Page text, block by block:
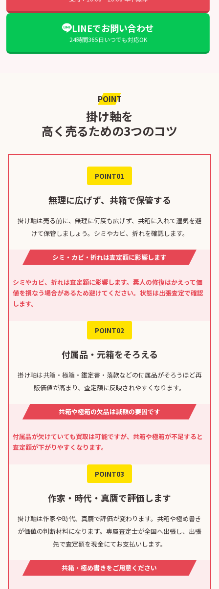
LINEでお問い合わせ
24時間365日いつでも対応OK
POINT
掛け軸を
高く売るための3つのコツ
POINT01
無理に広げず、共箱で保管する
掛け軸は売る前に、無理に何度も広げず、共箱に入れて湿気を避
けて保管しましょう。シミやカビ、折れを確認します。
シミ・カビ・折れは査定額に影響します
シミやカビ、折れは査定額に影響します。素人の修復はかえって価
値を損なう場合があるため避けてください。状態は出張査定で確認
します。
POINT02
付属品・元箱をそろえる
掛け軸は共箱・極箱・鑑定書・落款などの付属品がそろうほど再
販価値が高まり、査定額に反映されやすくなります。
共箱や極箱の欠品は減額の要因です
付属品が欠けていても買取は可能ですが、共箱や極箱が不足すると
査定額が下がりやすくなります。
POINT03
作家・時代・真贋で評価します
掛け軸は作家や時代、真贋で評価が変わります。共箱や極め書き
が価値の判断材料になります。専属査定士が全国へ出張し、出張
先で査定額を現金にてお支払いします。
共箱・極め書きをご用意ください